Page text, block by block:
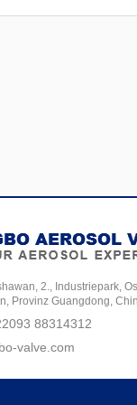
2., Industriepark,
Provinz Guangdong,
88314312
valve.com